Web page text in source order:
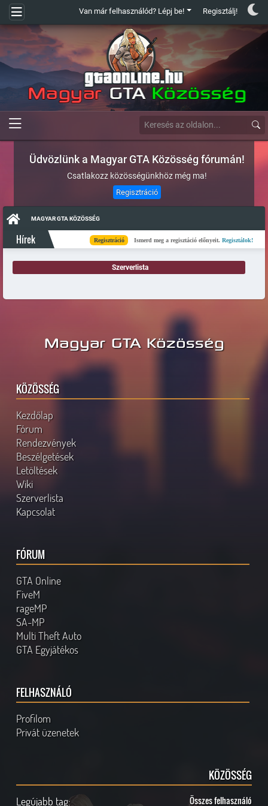
Van már felhasználód? Lépj be! Regisztálj!
Üdvözlünk a Magyar GTA Közösség fórumán!
Csatlakozz közösségünkhöz még ma!
Regisztráció
MAGYAR GTA KÖZÖSSÉG
Hírek Regisztráció Ismerd meg a regisztáció előnyeit.Regisztálok!
Szerverlista
Magyar GTA Közösség
KÖZÖSSÉG
Kezdőlap
Fórum
Rendezvények
Beszélgetések
Letöltések
Wiki
Szerverlista
Kapcsolat
FÓRUM
GTA Online
FiveM
rageMP
SA-MP
Multi Theft Auto
GTA Egyjátékos
FELHASZNÁLÓ
Profilom
Privát üzenetek
KÖZÖSSÉG
Legújabb tag: Összes felhasználó